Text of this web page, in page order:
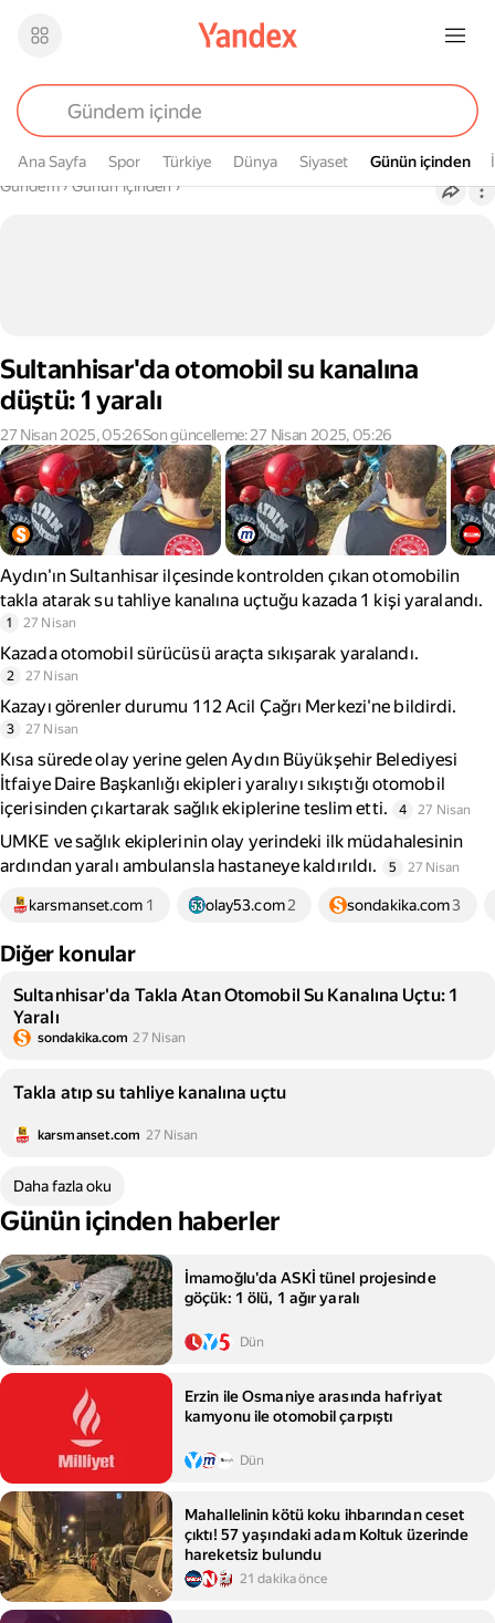
Ana Sayfa Spor Türkiye Dünya Siyaset Günün içinden
Günün içinden
Buradasın
Gündem› Günün içinden›
Sultanhisar'da otomobil su kanalına
düştü: 1 yaralı
27 Nisan 2025, 05:26Son güncelleme: 27 Nisan 2025, 05:26
Aydın'ın Sultanhisar ilçesinde kontrolden çıkan otomobilin
takla atarak su tahliye kanalına uçtuğu kazada 1 kişi yaralandı.
1 27 Nisan
Kazada otomobil sürücüsü araçta sıkışarak yaralandı.
2 27 Nisan
Kazayı görenler durumu 112 Acil Çağrı Merkezi'ne bildirdi.
3 27 Nisan
Kısa sürede olay yerine gelen Aydın Büyükşehir Belediyesi
İtfaiye Daire Başkanlığı ekipleri yaralıyı sıkıştığı otomobil
içerisinden çıkartarak sağlık ekiplerine teslim etti.
4 27 Nisan
UMKE ve sağlık ekiplerinin olay yerindeki ilk müdahalesinin
ardından yaralı ambulansla hastaneye kaldırıldı.
5 27 Nisan
karsmanset.com 1 olay53.com2 sondakika.com3
Diğer konular
Sultanhisar'da Takla Atan Otomobil Su Kanalına Uçtu: 1
Yaralı
sondakika.com 27 Nisan
Takla atıp su tahliye kanalına uçtu
karsmanset.com 27 Nisan
Daha fazla oku
Günün içinden haberler
İmamoğlu'da ASKİ tünel projesinde
göçük: 1 ölü, 1 ağır yaralı
Dün
Erzin ile Osmaniye arasında hafriyat
kamyonu ile otomobil çarpıştı
Dün
Mahallelinin kötü koku ihbarından ceset
çıktı! 57 yaşındaki adam Koltuk üzerinde
hareketsiz bulundu
21 dakika önce